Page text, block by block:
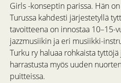
Girls -konseptin parissa. Hän
Turussa kahdesti järjestetyllä
tavoitteena on innostaa 10–15-
jazzmusiikin ja eri musiikki-
Turku ry haluaa rohkaista tyttöjä
harrastusta myös uuden
puitteissa.